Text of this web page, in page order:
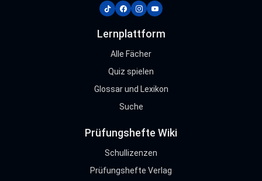
tiktokfacebook
instagram
youtube
Lernplattform
Alle Fächer
Quiz spielen
Glossar und Lexikon
Suche
Prüfungshefte Wiki
Schullizenzen
Prüfungshefte Verlag